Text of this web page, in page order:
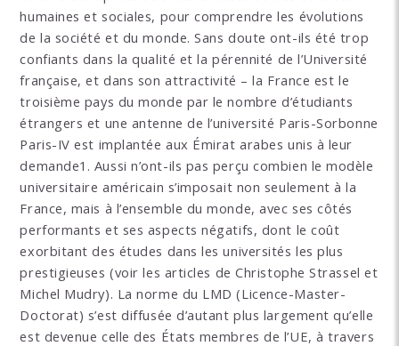
humaines et sociales, pour comprendre les évolutions
de la société et du monde. Sans doute ont-ils été trop
confiants dans la qualité et la pérennité de l’Université
française, et dans son attractivité – la France est le
troisième pays du monde par le nombre d’étudiants
étrangers et une antenne de l’université Paris-Sorbonne
Paris-IV est implantée aux Émirat arabes unis à leur
demande1. Aussi n’ont-ils pas perçu combien le modèle
universitaire américain s’imposait non seulement à la
France, mais à l’ensemble du monde, avec ses côtés
performants et ses aspects négatifs, dont le coût
exorbitant des études dans les universités les plus
prestigieuses (voir les articles de Christophe Strassel et
Michel Mudry). La norme du LMD (Licence-Master-
Doctorat) s’est diffusée d’autant plus largement qu’elle
est devenue celle des États membres de l’UE, à travers